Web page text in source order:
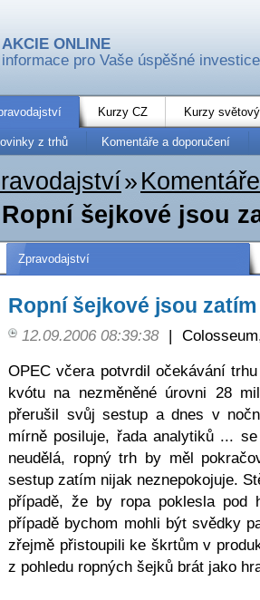
AKCIE ONLINE
informace pro Vaše úspěšné investice
Kurzy CZ Kurzy
z trhů Komentáře a doporučení
»
Ropní šejkové jsou
Zpravodajství
Ropní šejkové jsou
12.09.2006 08:39:38 |
OPEC včera potvrdil očekávání
kvótu na nezměněné úrovni 28
přerušil svůj sestup a dnes v
mírně posiluje, řada analytiků ...
neudělá, ropný trh by měl
sestup zatím nijak neznepokojuje.
případě, že by ropa poklesla pod
případě bychom mohli být svědky
zřejmě přistoupili ke škrtům v
z pohledu ropných šejků brát jako